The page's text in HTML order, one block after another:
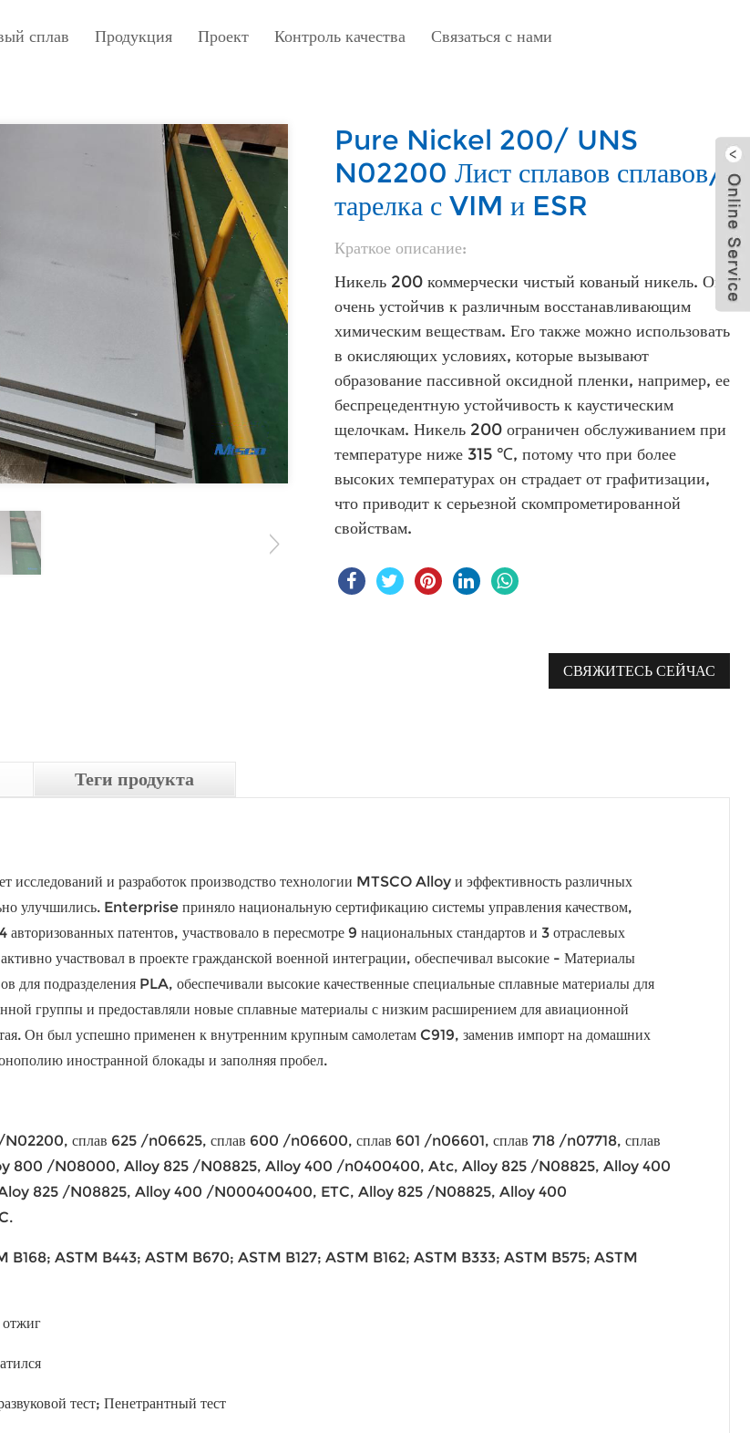
сплав Продукция Проект Контроль качества Связаться с нами
Pure Nickel 200/ UNS
N02200 Лист сплавов сплавов/
тарелка с VIM и ESR
Краткое описание:
Никель 200 коммерчески чистый кованый никель. Он
очень устойчив к различным восстанавливающим
химическим веществам. Его также можно использовать
в окисляющих условиях, которые вызывают
образование пассивной оксидной пленки, например, ее
беспрецедентную устойчивость к каустическим
щелочкам. Никель 200 ограничен обслуживанием при
температуре ниже 315 ℃, потому что при более
высоких температурах он страдает от графитизации,
что приводит к серьезной скомпрометированной
свойствам.
СВЯЖИТЕСЬ СЕЙЧАС
Теги продукта
исследований и разработок производство технологии MTSCO Alloy и эффективность различных
улучшились. Enterprise приняло национальную сертификацию системы управления качеством,
авторизованных патентов, участвовало в пересмотре 9 национальных стандартов и 3 отраслевых
участвовал в проекте гражданской военной интеграции, обеспечивал высокие - Материалы
для подразделения PLA, обеспечивали высокие качественные специальные сплавные материалы для
группы и предоставляли новые сплавные материалы с низким расширением для авиационной
Он был успешно применен к внутренним крупным самолетам C919, заменив импорт на домашних
иностранной блокады и заполняя пробел.
сплав 625 /n06625, сплав 600 /n06600, сплав 601 /n06601, сплав 718 /n07718, сплав
800 /N08000, Alloy 825 /N08825, Alloy 400 /n0400400, Atc, Alloy 825 /N08825, Alloy 400
825 /N08825, Alloy 400 /N000400400, ETC, Alloy 825 /N08825, Alloy 400
B168; ASTM B443; ASTM B670; ASTM B127; ASTM B162; ASTM B333; ASTM B575; ASTM
тест; Пенетрантный тест